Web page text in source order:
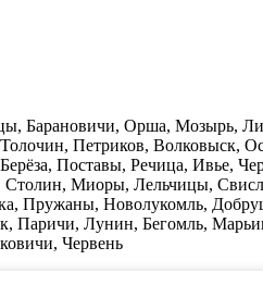
Барановичи, Орша, Мозырь,
Петриков, Волковыск,
Поставы, Речица, Ивье,
Миоры, Лельчицы,
Пружаны, Новолукомль,
Паричи, Лунин, Бегомль,
Червень